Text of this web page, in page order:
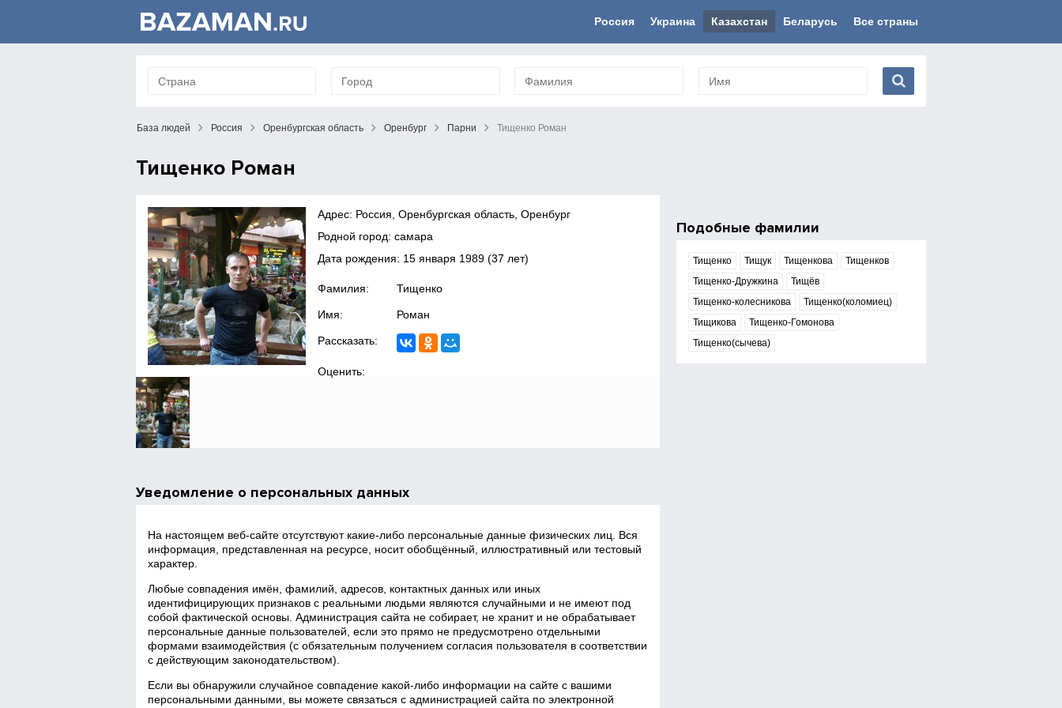
Россия Украина Казахстан Беларусь Все страны
База людей Россия Оренбургская область Оренбург Парни Тищенко Роман
Тищенко Роман
Адрес: Россия, Оренбургская область, Оренбург
Родной город: самара
Дата рождения: 15 января 1989 (37 лет)
Фамилия: Тищенко
Имя: Роман
Рассказать:
Оценить:
Уведомление о персональных данных
На настоящем веб‑сайте отсутствуют какие‑либо персональные данные физических лиц. Вся
информация, представленная на ресурсе, носит обобщённый, иллюстративный или тестовый
характер.
Любые совпадения имён, фамилий, адресов, контактных данных или иных
идентифицирующих признаков с реальными людьми являются случайными и не имеют под
собой фактической основы. Администрация сайта не собирает, не хранит и не обрабатывает
персональные данные пользователей, если это прямо не предусмотрено отдельными
формами взаимодействия (с обязательным получением согласия пользователя в соответствии
с действующим законодательством).
Если вы обнаружили случайное совпадение какой‑либо информации на сайте с вашими
персональными данными, вы можете связаться с администрацией сайта по электронной
Подобные фамилии
Тищенко Тищук Тищенкова
Тищенков
Тищенко-Дружкина
Тищёв
Тищенко-колесникова
Тищенко(коломиец)
Тищикова
Тищенко-Гомонова
Тищенко(сычева)